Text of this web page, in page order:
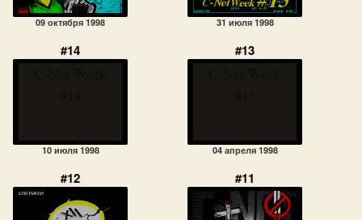
09 октября 1998 31 июля 1998
#14
10 июля 1998
#13
04 апреля 1998
#12 #11